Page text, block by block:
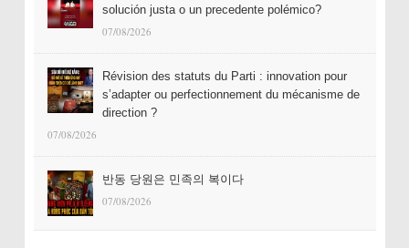
solución justa o un precedente polémico?
07/08/2026
Révision des statuts du Parti : innovation pour
s’adapter ou perfectionnement du mécanisme de
direction ?
07/08/2026
반동 당원은 민족의 복이다
07/08/2026